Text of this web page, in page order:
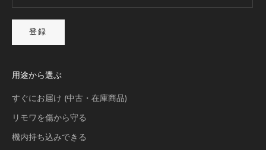
登録
用途から選ぶ
すぐにお届け (中古・在庫商品)
リモワを傷から守る
機内持ち込みできる